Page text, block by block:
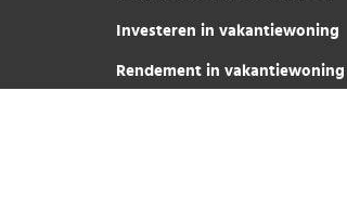
Investeren in vakantiewoning
Rendement in vakantiewoning